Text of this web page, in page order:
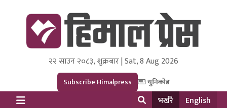
Himal Press
Dot NewsyNepal Media and Research Pvt Ltd.
२२ साउन २०८३, शुक्रबार | Sat, 8 Aug 2026
Subscribe Himalpress युनिकोड
भर्खरै English